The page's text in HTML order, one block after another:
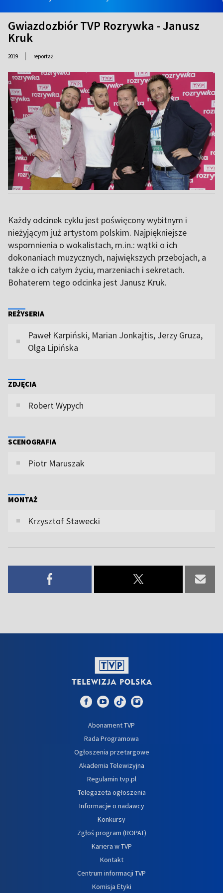
Gwiazdozbiór TVP Rozrywka - Janusz
Kruk
2019 | reportaż
Każdy odcinek cyklu jest poświęcony wybitnym i
nieżyjącym już artystom polskim. Najpiękniejsze
wspomnienia o wokalistach, m.in.: wątki o ich
dokonaniach muzycznych, największych przebojach, a
także o ich całym życiu, marzeniach i sekretach.
Bohaterem tego odcinka jest Janusz Kruk.
REŻYSERIA
Paweł Karpiński, Marian Jonkajtis, Jerzy Gruza,
Olga Lipińska
ZDJĘCIA
Robert Wypych
SCENOGRAFIA
Piotr Maruszak
MONTAŻ
Krzysztof Stawecki
Abonament TVP
Rada Programowa
Ogłoszenia przetargowe
Akademia Telewizyjna
Regulamin tvp.pl
Telegazeta ogłoszenia
Informacje o nadawcy
Konkursy
Zgłoś program (ROPAT)
Kariera w TVP
Kontakt
Centrum informacji TVP
Komisja Etyki